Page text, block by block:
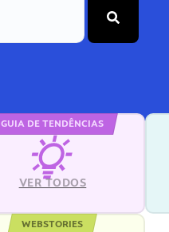
GUIA DE TENDÊNCIAS
VER TODOS
WEBSTORIES